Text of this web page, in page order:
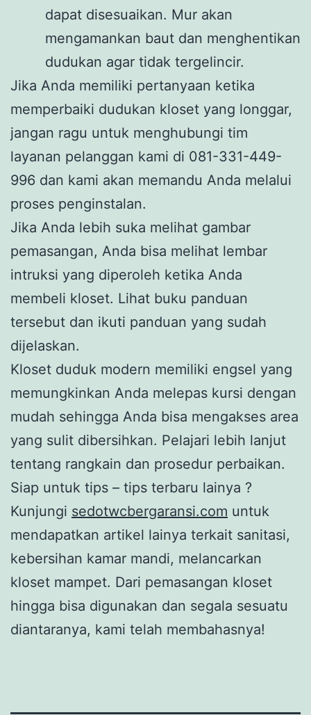
dapat disesuaikan. Mur akan
mengamankan baut dan menghentikan
dudukan agar tidak tergelincir.
Jika Anda memiliki pertanyaan ketika
memperbaiki dudukan kloset yang longgar,
jangan ragu untuk menghubungi tim
layanan pelanggan kami di 081-331-449-
996 dan kami akan memandu Anda melalui
proses penginstalan.
Jika Anda lebih suka melihat gambar
pemasangan, Anda bisa melihat lembar
intruksi yang diperoleh ketika Anda
membeli kloset. Lihat buku panduan
tersebut dan ikuti panduan yang sudah
dijelaskan.
Kloset duduk modern memiliki engsel yang
memungkinkan Anda melepas kursi dengan
mudah sehingga Anda bisa mengakses area
yang sulit dibersihkan. Pelajari lebih lanjut
tentang rangkain dan prosedur perbaikan.
Siap untuk tips – tips terbaru lainya ?
Kunjungi sedotwcbergaransi.com untuk
mendapatkan artikel lainya terkait sanitasi,
kebersihan kamar mandi, melancarkan
kloset mampet. Dari pemasangan kloset
hingga bisa digunakan dan segala sesuatu
diantaranya, kami telah membahasnya!